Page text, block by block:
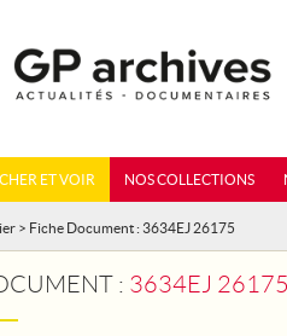
ET VOIR NOS COLLECTIONS
> Fiche Document : 3634EJ 26175
: 3634EJ 26175